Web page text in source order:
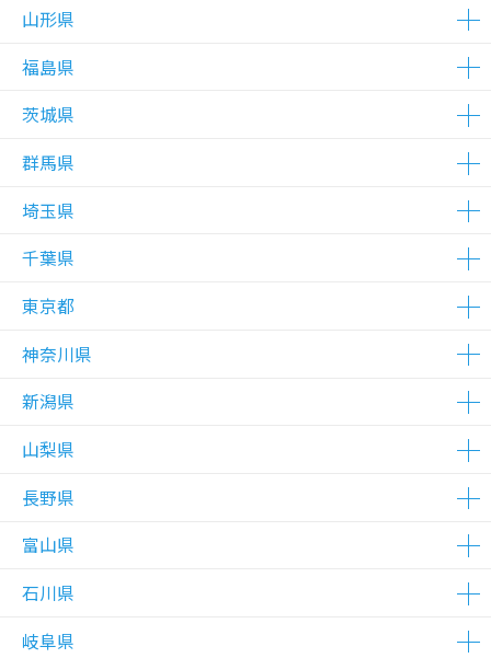
△在庫わずか
△在庫わずか
△在庫わずか
△在庫わずか
山形県
△在庫わずか
福島県
△在庫わずか
茨城県
△在庫わずか
△在庫わずか
△在庫わずか
△在庫わずか
群馬県
△在庫わずか
埼玉県
△在庫わずか
△在庫わずか
△在庫わずか
△在庫わずか
△在庫わずか
△在庫わずか
△在庫わずか
△在庫わずか
△在庫わずか
△在庫わずか
△在庫わずか
△在庫わずか
△在庫わずか
△在庫わずか
△在庫わずか
千葉県
△在庫わずか
△在庫わずか
△在庫わずか
△在庫わずか
△在庫わずか
△在庫わずか
△在庫わずか
△在庫わずか
△在庫わずか
△在庫わずか
△在庫わずか
東京都
△在庫わずか
△在庫わずか
△在庫わずか
△在庫わずか
△在庫わずか
△在庫わずか
△在庫わずか
△在庫わずか
△在庫わずか
△在庫わずか
△在庫わずか
△在庫わずか
△在庫わずか
△在庫わずか
△在庫わずか
△在庫わずか
△在庫わずか
△在庫わずか
△在庫わずか
△在庫わずか
△在庫わずか
△在庫わずか
△在庫わずか
△在庫わずか
△在庫わずか
△在庫わずか
△在庫わずか
△在庫わずか
△在庫わずか
△在庫わずか
△在庫わずか
△在庫わずか
△在庫わずか
△在庫わずか
△在庫わずか
△在庫わずか
△在庫わずか
△在庫わずか
△在庫わずか
△在庫わずか
△在庫わずか
△在庫わずか
△在庫わずか
△在庫わずか
△在庫わずか
△在庫わずか
△在庫わずか
△在庫わずか
△在庫わずか
△在庫わずか
神奈川県
△在庫わずか
△在庫わずか
△在庫わずか
△在庫わずか
△在庫わずか
△在庫わずか
△在庫わずか
△在庫わずか
△在庫わずか
△在庫わずか
△在庫わずか
△在庫わずか
△在庫わずか
△在庫わずか
△在庫わずか
△在庫わずか
△在庫わずか
△在庫わずか
△在庫わずか
△在庫わずか
△在庫わずか
△在庫わずか
△在庫わずか
△在庫わずか
△在庫わずか
△在庫わずか
△在庫わずか
△在庫わずか
△在庫わずか
△在庫わずか
新潟県
△在庫わずか
山梨県
△在庫わずか
長野県
△在庫わずか
△在庫わずか
富山県
△在庫わずか
△在庫わずか
石川県
岐阜県